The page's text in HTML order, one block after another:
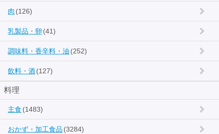
肉 (126)
乳製品・卵 (41)
調味料・香辛料・油 (252)
飲料・酒(127)
料理
主食 (1483)
おかず・加工食品 (3284)